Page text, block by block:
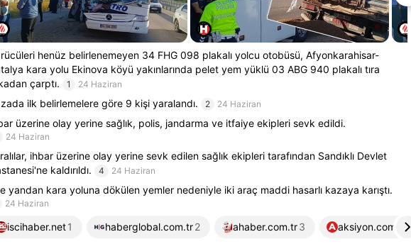
henüz belirlenemeyen 34 FHG 098 plakalı yolcu otobüsü, Afyonkarahisar-
kara yolu Ekinova köyü yakınlarında pelet yem yüklü 03 ABG 940 plakalı tıra
çarptı.
1 24 Haziran
ilk belirlemelere göre 9 kişi yaralandı. 2 24 Haziran
üzerine olay yerine sağlık, polis, jandarma ve itfaiye ekipleri sevk edildi.
24 Haziran
ihbar üzerine olay yerine sevk edilen sağlık ekipleri tarafından Sandıklı Devlet
kaldırıldı.
4 24 Haziran
yandan kara yoluna dökülen yemler nedeniyle iki araç maddi hasarlı kazaya karıştı.
24 Haziran
iscihaber.net1 haberglobal.com.tr2 ahaber.com.tr3 aksiyon.com.tr4